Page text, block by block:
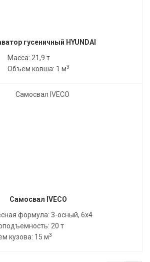
гусеничный HYUNDAI
Масса: 21,9 т
Объем ковша: 1 м3
Самосвал IVECO
формула: 3-осный, 6x4
20 т
кузова: 15 м3